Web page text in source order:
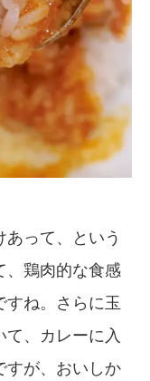
って、という
、鶏肉的な食感
すね。さらに玉
て、カレーに入
すが、おいしか